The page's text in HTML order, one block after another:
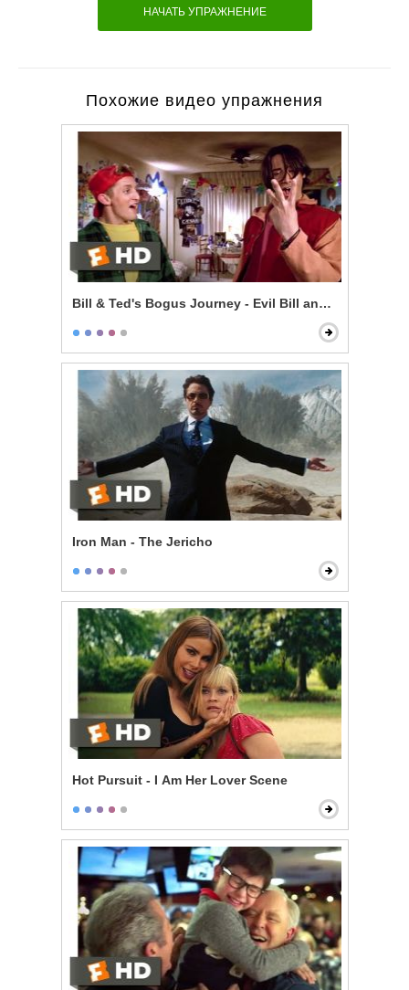
НАЧАТЬ УПРАЖНЕНИЕ
Похожие видео упражнения
Bill & Ted's Bogus Journey - Evil Bill and Ted
Iron Man - The Jericho
Hot Pursuit - I Am Her Lover Scene